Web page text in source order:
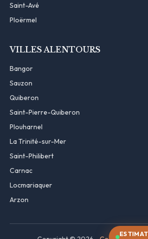
Saint-Avé
Ploërmel
VILLES ALENTOURS
Bangor
Sauzon
Quiberon
Saint-Pierre-Quiberon
Plouharnel
La Trinité-sur-Mer
Saint-Philibert
Carnac
Locmariaquer
Arzon